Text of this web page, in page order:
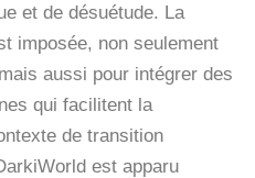
et de désuétude. La
imposée, non seulement
aussi pour intégrer des
qui facilitent la
de transition
est apparu